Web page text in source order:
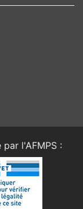
par l'AFMPS :